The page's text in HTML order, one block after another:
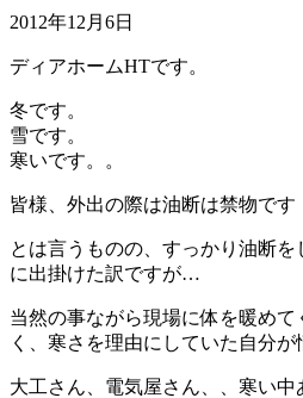
2012年12月6日
ディアホームHTです。
冬です。
雪です。
寒いです。。
皆様、外出の際は油断は禁物です
とは言うものの、すっかり油断
に出掛けた訳ですが…
当然の事ながら現場に体を暖め
く、寒さを理由にしていた自分
大工さん、電気屋さん、、寒い中